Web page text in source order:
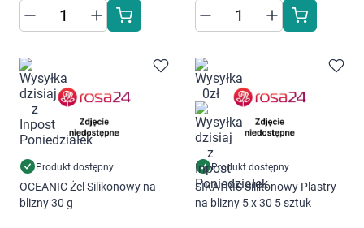
Produkt dostępny
OCEANIC Żel Silikonowy na
blizny 30 g
Produkt dostępny
SIKATRIS Silikonowy Plastry
na blizny 5 x 30 5 sztuk